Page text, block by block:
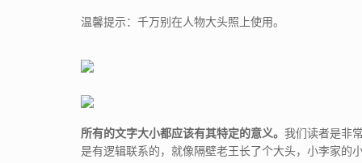
温馨提示：千万别在人物大头照上使用。
所有的文字大小都应该有其特定的意义。 我们读者是非
是有逻辑联系的，就像隔壁老王长了个大头，小李家的